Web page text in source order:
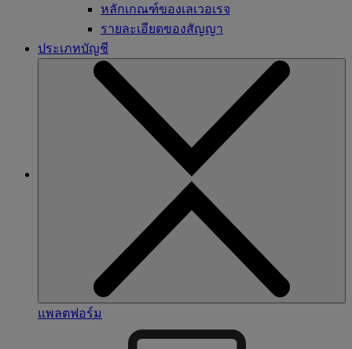
หลักเกณฑ์ของเลเวอเรจ
รายละเอียดของสัญญา
ประเภทบัญชี
แพลตฟอร์ม